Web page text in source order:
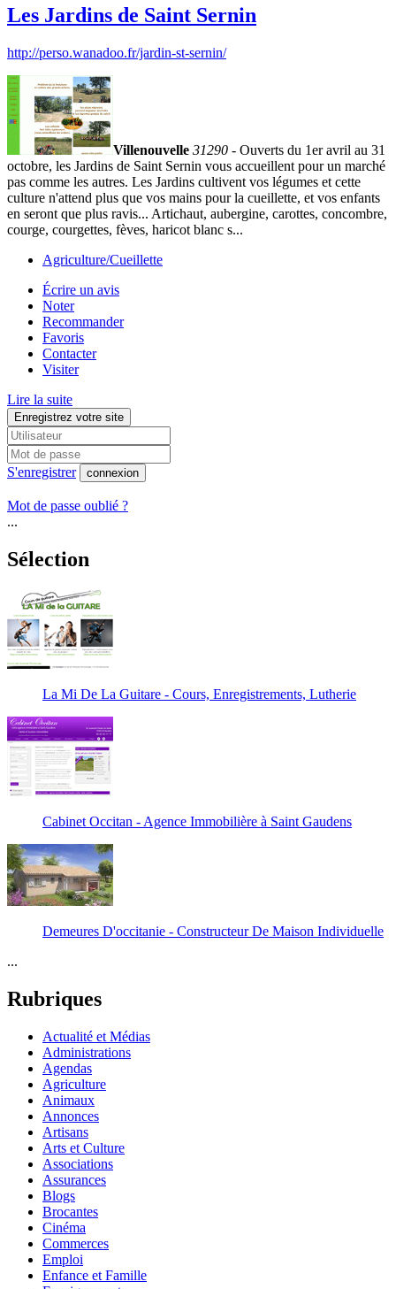
Les Jardins de Saint Sernin
http://perso.wanadoo.fr/jardin-st-sernin/
Villenouvelle 31290 - Ouverts du 1er avril au 31
octobre, les Jardins de Saint Sernin vous accueillent pour un marché
pas comme les autres. Les Jardins cultivent vos légumes et cette
culture n'attend plus que vos mains pour la cueillette, et vos enfants
en seront que plus ravis... Artichaut, aubergine, carottes, concombre,
courge, courgettes, fèves, haricot blanc s...
Agriculture/Cueillette
Écrire un avis
Noter
Recommander
Favoris
Contacter
Visiter
Lire la suite
Enregistrez votre site
S'enregistrer connexion
Mot de passe oublié ?
...
Sélection
La Mi De La Guitare - Cours, Enregistrements, Lutherie
Cabinet Occitan - Agence Immobilière à Saint Gaudens
Demeures D'occitanie - Constructeur De Maison Individuelle
...
Rubriques
Actualité et Médias
Administrations
Agendas
Agriculture
Animaux
Annonces
Artisans
Arts et Culture
Associations
Assurances
Blogs
Brocantes
Cinéma
Commerces
Emploi
Enfance et Famille